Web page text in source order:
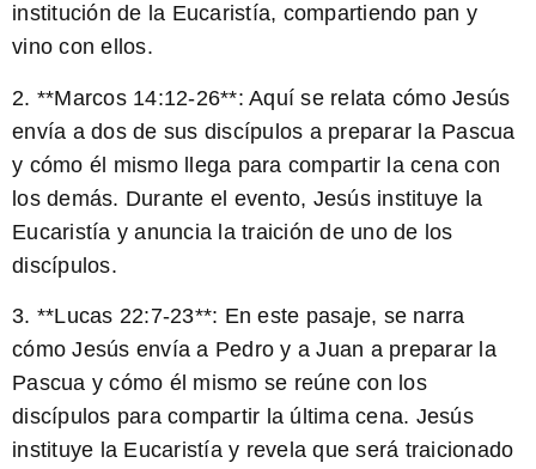
institución de la Eucaristía, compartiendo pan y
vino con ellos.
2. **Marcos 14:12-26**: Aquí se relata cómo Jesús
envía a dos de sus discípulos a preparar la Pascua
y cómo él mismo llega para compartir la cena con
los demás. Durante el evento, Jesús instituye la
Eucaristía y anuncia la traición de uno de los
discípulos.
3. **Lucas 22:7-23**: En este pasaje, se narra
cómo Jesús envía a Pedro y a Juan a preparar la
Pascua y cómo él mismo se reúne con los
discípulos para compartir la última cena. Jesús
instituye la Eucaristía y revela que será traicionado